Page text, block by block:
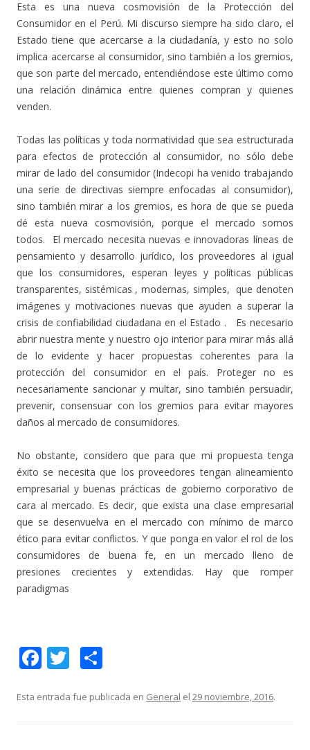
Esta es una nueva cosmovisión de la Protección del
Consumidor en el Perú. Mi discurso siempre ha sido claro, el
Estado tiene que acercarse a la ciudadanía, y esto no solo
implica acercarse al consumidor, sino también a los gremios,
que son parte del mercado, entendiéndose este último como
una relación dinámica entre quienes compran y quienes
venden.
Todas las políticas y toda normatividad que sea estructurada
para efectos de protección al consumidor, no sólo debe
mirar de lado del consumidor (Indecopi ha venido trabajando
una serie de directivas siempre enfocadas al consumidor),
sino también mirar a los gremios, es hora de que se pueda
dé esta nueva cosmovisión, porque el mercado somos
todos. El mercado necesita nuevas e innovadoras líneas de
pensamiento y desarrollo jurídico, los proveedores al igual
que los consumidores, esperan leyes y políticas públicas
transparentes, sistémicas , modernas, simples, que denoten
imágenes y motivaciones nuevas que ayuden a superar la
crisis de confiabilidad ciudadana en el Estado . Es necesario
abrir nuestra mente y nuestro ojo interior para mirar más allá
de lo evidente y hacer propuestas coherentes para la
protección del consumidor en el país. Proteger no es
necesariamente sancionar y multar, sino también persuadir,
prevenir, consensuar con los gremios para evitar mayores
daños al mercado de consumidores.
No obstante, considero que para que mi propuesta tenga
éxito se necesita que los proveedores tengan alineamiento
empresarial y buenas prácticas de gobierno corporativo de
cara al mercado. Es decir, que exista una clase empresarial
que se desenvuelva en el mercado con mínimo de marco
ético para evitar conflictos. Y que ponga en valor el rol de los
consumidores de buena fe, en un mercado lleno de
presiones crecientes y extendidas. Hay que romper
paradigmas
F
e
T
itt m
Esta entrada fue publicada en General el 29 noviembre, 2016.